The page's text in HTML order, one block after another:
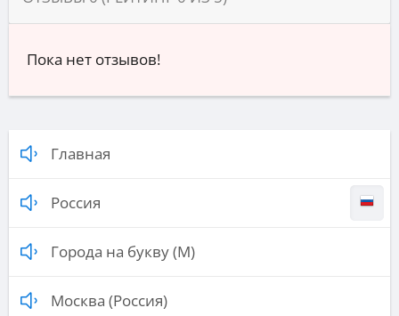
Пока нет отзывов!
Главная
Россия
Города на букву (М)
Москва (Россия)